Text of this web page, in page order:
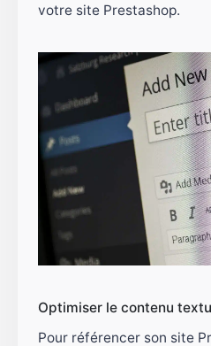
votre site Prestashop.
Optimiser le contenu
Pour référencer son site